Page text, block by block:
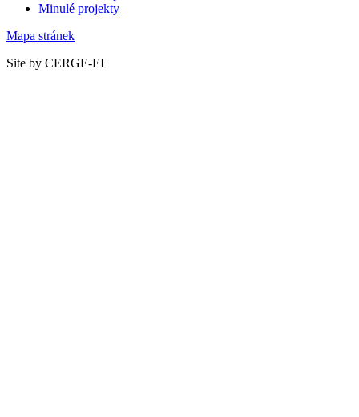
Minulé projekty
Mapa stránek
Site by CERGE-EI